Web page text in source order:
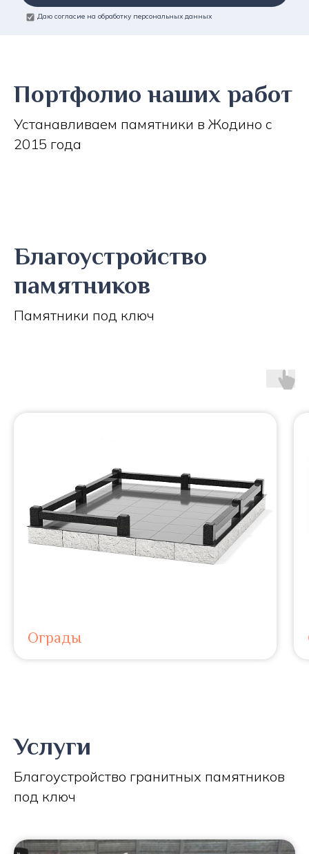
Даю согласие на обработку персональных данных
Портфолио наших работ
Устанавливаем памятники в Жодино с
2015 года
Благоустройство
памятников
Памятники под ключ
Ограды
Услуги
Благоустройство гранитных памятников
под ключ